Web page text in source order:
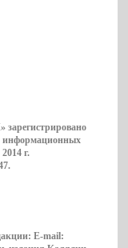
зарегистрировано
информационных
г.
E-mail: